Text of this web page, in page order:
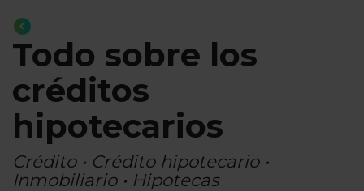
Todo sobre los
créditos
hipotecarios
Crédito • Crédito hipotecario •
Inmobiliario • Hipotecas